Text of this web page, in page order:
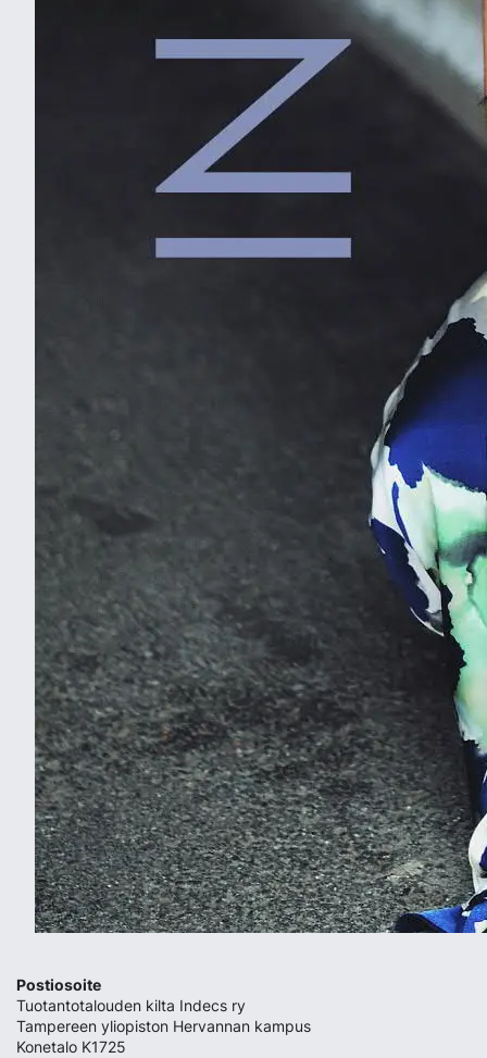
Postiosoite
Tuotantotalouden kilta Indecs ry
Tampereen yliopiston Hervannan kampus
Konetalo K1725